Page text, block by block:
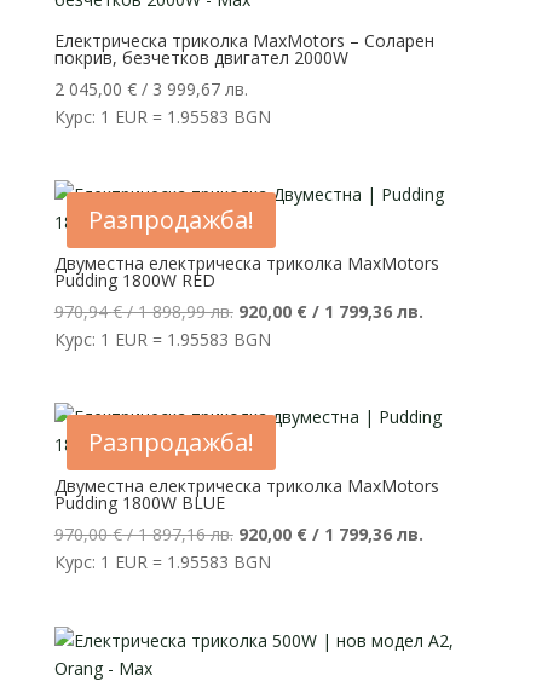
Електрическа триколка MaxMotors – Соларен
покрив, безчетков двигател 2000W
2 045,00 €/ 3 999,67 лв.
Курс: 1 EUR = 1.95583 BGN
Разпродажба!
Двуместна електрическа триколка MaxMotors
Pudding 1800W RED
970,94€/ 1 898,99 лв. Original
price
/
1
898,99 лв..
920,00 €/ 1 799,36 лв.Текущата
/
799,36 лв..
Курс: 1 EUR = 1.95583 BGN
Разпродажба!
Двуместна електрическа триколка MaxMotors
Pudding 1800W BLUE
970,00€/ 1 897,16 лв. Original
price
/
920,00 €/ 1 799,36 лв.Текущата
/
Курс: 1 EUR = 1.95583 BGN